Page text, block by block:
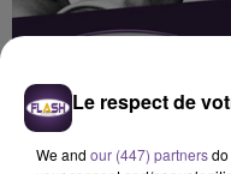
Le respect de
We and our (447) partners